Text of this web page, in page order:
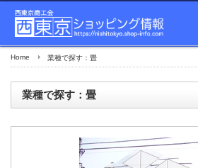
Home 業種で探す：畳
業種で探す：畳